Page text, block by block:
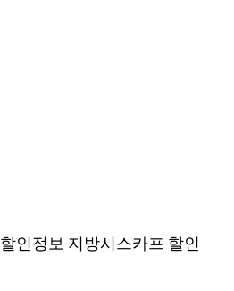
할인정보 지방시스카프 할인